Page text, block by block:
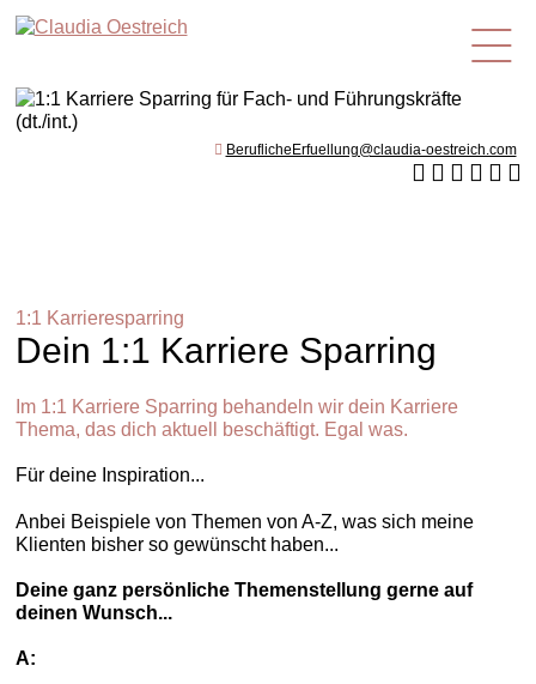
de
BeruflicheErfuellung@claudia-oestreich.com
1:1 Karrieresparring
Dein 1:1 Karriere Sparring
Im 1:1 Karriere Sparring behandeln wir dein Karriere
Thema, das dich aktuell beschäftigt. Egal was.
Für deine Inspiration...
Anbei Beispiele von Themen von A-Z, was sich meine
Klienten bisher so gewünscht haben...
Deine ganz persönliche Themenstellung gerne auf
deinen Wunsch...
A: